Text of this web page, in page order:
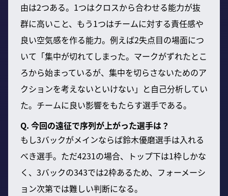
由は2つある。1つはクロスから合わせる能力が抜
群に高いこと、もう1つはチームに対する責任感や
良い空気感を作る能力。例えば2失点目の場面につ
いて「集中が切れてしまった。マークがずれたとこ
ろから始まっているが、集中を切らさないためのア
クションを考えないといけない」と自己分析してい
た。チームに良い影響をもたらす選手である。
Q. 今回の遠征で序列が上がった選手は？
もし3バックがメインならば鈴木優磨選手は入れる
べき選手。ただ4231の場合、トップ下は1枠しかな
く、3バックの343では2枠あるため、フォーメーシ
ョン次第では難しい判断になる。